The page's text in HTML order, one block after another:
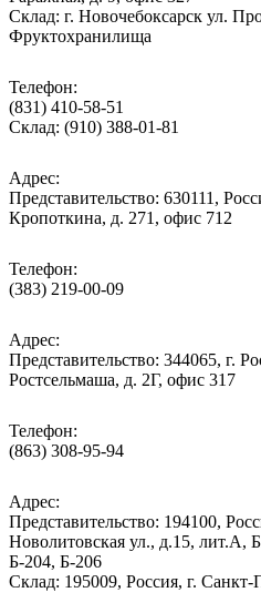
Склад: г. Новочебоксарск ул.
Фруктохранилища
Телефон:
(831) 410-58-51
Склад: (910) 388-01-81
Адрес:
Представительство: 630111,
Кропоткина, д. 271, офис 712
Телефон:
(383) 219-00-09
Адрес:
Представительство: 344065, г.
Ростсельмаша, д. 2Г, офис 317
Телефон:
(863) 308-95-94
Адрес:
Представительство: 194100,
Новолитовская ул., д.15, лит.А,
Б-204, Б-206
Склад: 195009, Россия, г. Санкт-